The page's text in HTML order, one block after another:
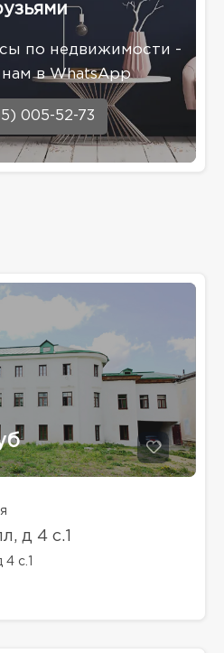
по недвижимости -
в WhatsApp
005-52-73
д 4 с.1
с.1